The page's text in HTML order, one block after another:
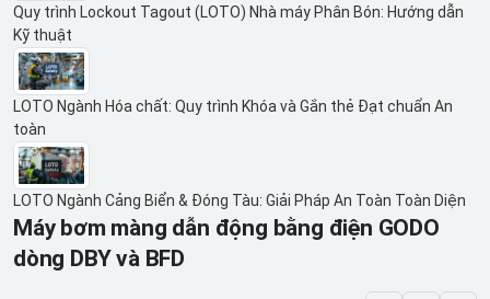
Quy trình Lockout Tagout (LOTO) Nhà máy Phân Bón: Hướng dẫn
Kỹ thuật
LOTO Ngành Hóa chất: Quy trình Khóa và Gắn thẻ Đạt chuẩn An
toàn
LOTO Ngành Cảng Biển & Đóng Tàu: Giải Pháp An Toàn Toàn Diện
Máy bơm màng dẫn động bằng điện GODO
dòng DBY và BFD